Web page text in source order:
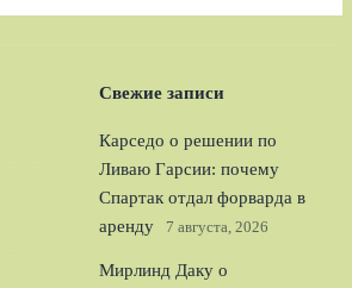
Свежие записи
Карседо о решении по
Ливаю Гарсии: почему
Спартак отдал форварда в
аренду
7 августа, 2026
Мирлинд Даку о